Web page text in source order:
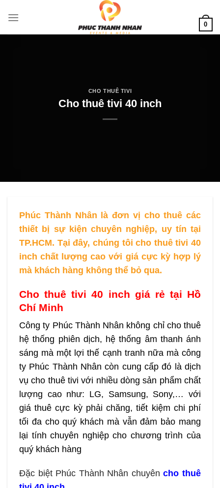
0
CHO THUÊ TIVI
Cho thuê tivi 40 inch
Phúc Thành Nhân là đơn vị cho thuê các
thiết bị sự kiện chuyên nghiệp, uy tín tại
TP.HCM. Tại đây, chúng tôi cho thuê tivi 40
inch chất lượng cao với giá cực kỳ hợp lý
mà khách hàng không thể bỏ qua.
Cho thuê tivi 40 inch giá rẻ tại Hồ
Chí Minh
Công ty Phúc Thành Nhân không chỉ cho thuê
hệ thống phiên dịch, hệ thống âm thanh ánh
sáng mà một lợi thế cạnh tranh nữa mà công
ty Phúc Thành Nhân còn cung cấp đó là dịch
vụ cho thuê tivi với nhiều dòng sản phẩm chất
lượng cao như: LG, Samsung, Sony,… với
giá thuê cực kỳ phải chăng, tiết kiệm chi phí
tối đa cho quý khách mà vẫn đảm bảo mang
lại tính chuyên nghiệp cho chương trình của
quý khách hàng
Đặc biệt Phúc Thành Nhân chuyêncho thuê